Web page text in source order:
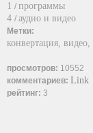
1 / программы
4 / аудио и видео
Метки:
конвертация, видео,
просмотров: 10552
комментариев: Link
рейтинг: 3